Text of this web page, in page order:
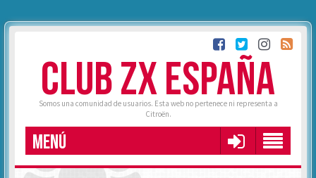
CLUB ZX ESPAÑA
Somos una comunidad de usuarios. Esta web no pertenece ni representa a
Citroën.
MENÚ